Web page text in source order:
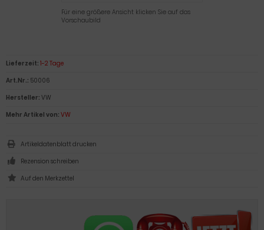
Für eine größere Ansicht klicken Sie auf das
Vorschaubild
Lieferzeit: 1-2 Tage
Art.Nr.: 50006
Hersteller: VW
Mehr Artikel von: VW
Artikeldatenblatt drucken
Rezension schreiben